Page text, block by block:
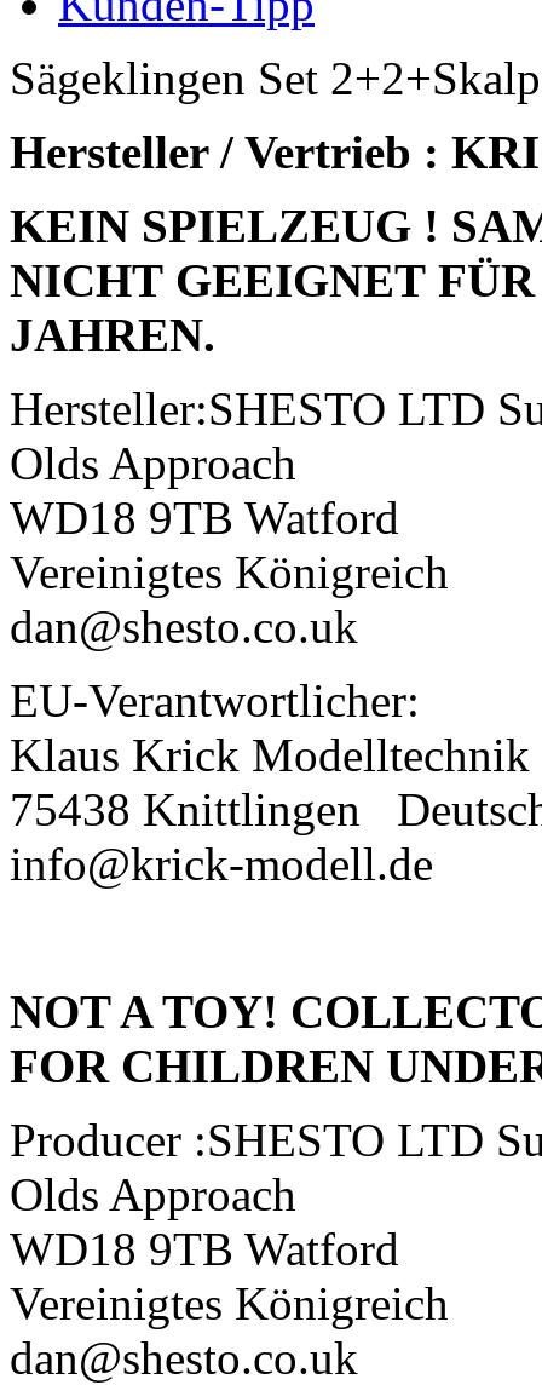
Sägeklingen Set
Hersteller / Vertrieb :
KEIN SPIELZEUG !
NICHT GEEIGNET
JAHREN.
Hersteller:SHESTO LTD
Olds Approach
WD18 9TB Watford
Vereinigtes Königreich
dan@shesto.co.uk
EU-Verantwortlicher:
Klaus Krick Modelltechnik
75438 Knittlingen
info@krick-modell.de
NOT A TOY!
FOR CHILDREN
Producer :SHESTO LTD
Olds Approach
WD18 9TB Watford
Vereinigtes Königreich
dan@shesto.co.uk